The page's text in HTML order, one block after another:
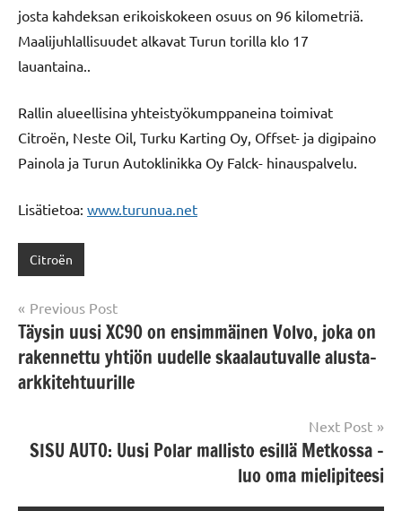
josta kahdeksan erikoiskokeen osuus on 96 kilometriä.
Maalijuhlallisuudet alkavat Turun torilla klo 17
lauantaina..
Rallin alueellisina yhteistyökumppaneina toimivat
Citroën, Neste Oil, Turku Karting Oy, Offset- ja digipaino
Painola ja Turun Autoklinikka Oy Falck- hinauspalvelu.
Lisätietoa: www.turunua.net
Citroën
Post
navigation
Previous Post
Täysin uusi XC90 on ensimmäinen Volvo, joka on
rakennettu yhtiön uudelle skaalautuvalle alusta-
arkkitehtuurille
Next Post
SISU AUTO: Uusi Polar mallisto esillä Metkossa –
luo oma mielipiteesi